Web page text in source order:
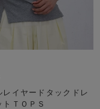
レイヤードタックドレ
トＴＯＰＳ